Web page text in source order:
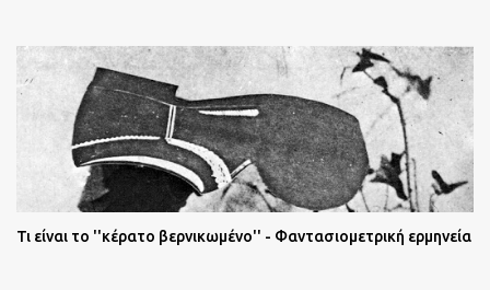
Τι είναι το ''κέρατο βερνικωμένο'' - Φαντασιομετρική ερμηνεία